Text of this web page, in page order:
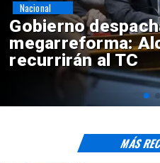
China restringe
drones a EEUU y
empresas
Internacional
MÁS